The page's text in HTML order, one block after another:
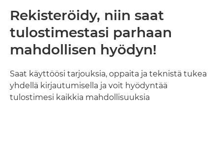
Rekisteröidy, niin saat
tulostimestasi parhaan
mahdollisen hyödyn!
Saat käyttöösi tarjouksia, oppaita ja teknistä tukea
yhdellä kirjautumisella ja voit hyödyntää
tulostimesi kaikkia mahdollisuuksia